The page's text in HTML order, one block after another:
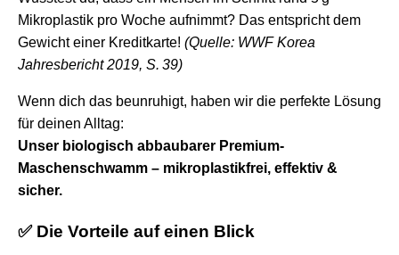
Mikroplastik pro Woche aufnimmt? Das entspricht dem
Gewicht einer Kreditkarte! (Quelle: WWF Korea
Jahresbericht 2019, S. 39)
Wenn dich das beunruhigt, haben wir die perfekte Lösung
für deinen Alltag:
Unser biologisch abbaubarer Premium-
Maschenschwamm – mikroplastikfrei, effektiv &
sicher.
✅ Die Vorteile auf einen Blick